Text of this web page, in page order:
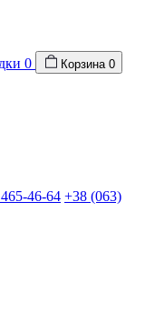
0 Корзина 0
46-64 +38 (063)